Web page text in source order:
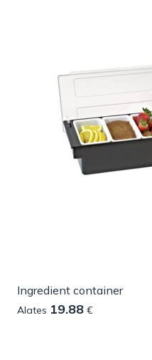
Ingredient container
Alates 19.88 €